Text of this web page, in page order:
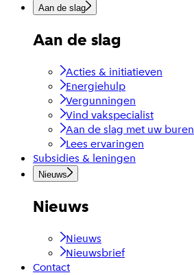
Aan de slag
Aan de slag
Acties & initiatieven
Energiehulp
Vergunningen
Vind vakspecialist
Aan de slag met uw buren
Lees ervaringen
Subsidies & leningen
Nieuws
Nieuws
Nieuws
Nieuwsbrief
Contact